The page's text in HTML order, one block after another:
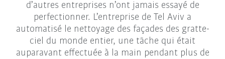
d’autres entreprises n’ont jamais essayé de
perfectionner. L’entreprise de Tel Aviv a
automatisé le nettoyage des façades des gratte-
ciel du monde entier, une tâche qui était
auparavant effectuée à la main pendant plus de